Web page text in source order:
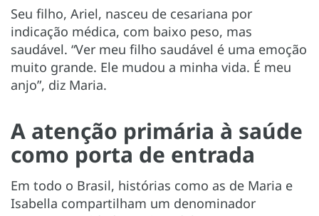
Seu filho, Ariel, nasceu de cesariana por
indicação médica, com baixo peso, mas
saudável. “Ver meu filho saudável é uma emoção
muito grande. Ele mudou a minha vida. É meu
anjo”, diz Maria.
A atenção primária à saúde
como porta de entrada
Em todo o Brasil, histórias como as de Maria e
Isabella compartilham um denominador